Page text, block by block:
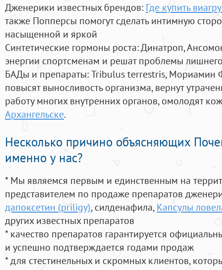
Дженерики известных брендов: Где купить
также Попперсы помогут сделать интимную
насыщенной и яркой
Синтетические гормоны роста: Динатроп,
энергии спортсменам и решат проблемы
БАДы и препараты:Tribulus terrestris, Мориамин
повысят выносливость организма, вернут
работу многих внутренних органов, омолодят
Архангельске.
Несколько причино объясняющих
именно у нас?
* Мы являемся первым и единственным на
представителем по продаже препаратов
дапоксетин (priligy), силденафила, Капсулы
других известных препаратов
* качество препаратов гарантируется
и успешно подтверждается годами продаж
* для стестинельных и скромных клиентов,